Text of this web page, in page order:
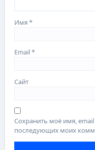
Имя*
Email*
Сайт
Сохранить моё имя, email
последующих моих